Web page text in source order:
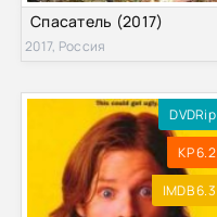
Спасатель (2017)
2017, Россия
DVDRip
KP 6.2
IMDB 6.3